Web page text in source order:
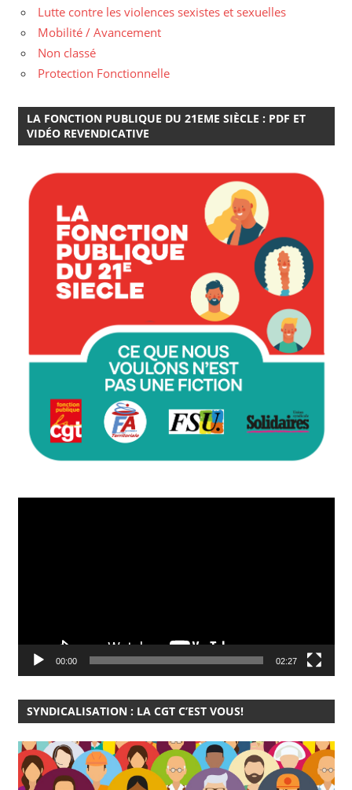
Lutte contre les violences sexistes et sexuelles
Mobilité / Avancement
Non classé
Protection Fonctionnelle
LA FONCTION PUBLIQUE DU 21EME SIÈCLE : PDF ET
VIDÉO REVENDICATIVE
00:00 02:27
SYNDICALISATION : LA CGT C’EST VOUS!